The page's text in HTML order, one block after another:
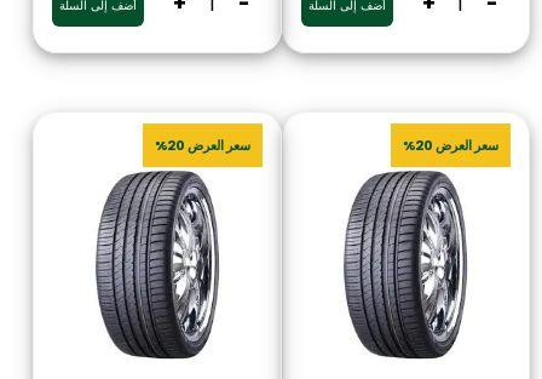
أضف إلى السلة أضف إلى السلة
سعر العرض 20% سعر العرض 20%